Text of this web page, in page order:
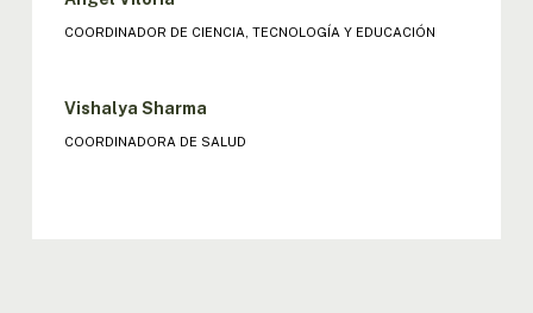
COORDINADOR DE CIENCIA, TECNOLOGÍA Y EDUCACIÓN
Vishalya Sharma
COORDINADORA DE SALUD